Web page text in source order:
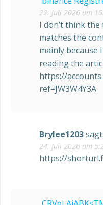
22. Juli 2026 um
I don’t think
matches the
mainly because
reading the
https://
ref=JW3W4Y3A
Brylee1203sagt:
24. Juli 2026 um
https://